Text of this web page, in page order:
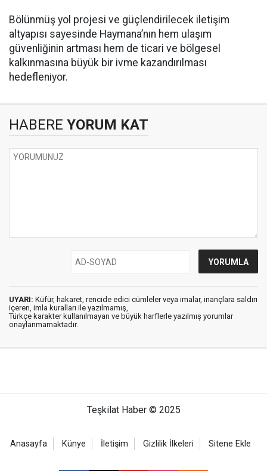
Bölünmüş yol projesi ve güçlendirilecek iletişim
altyapısı sayesinde Haymana’nın hem ulaşım
güvenliğinin artması hem de ticari ve bölgesel
kalkınmasına büyük bir ivme kazandırılması
hedefleniyor.
HABERE YORUM KAT
UYARI: Küfür, hakaret, rencide edici cümleler veya imalar, inançlara saldırı
içeren, imla kuralları ile yazılmamış,
Türkçe karakter kullanılmayan ve büyük harflerle yazılmış yorumlar
onaylanmamaktadır.
Teşkilat Haber © 2025
Anasayfa Künye İletişim Gizlilik İlkeleri Sitene Ekle